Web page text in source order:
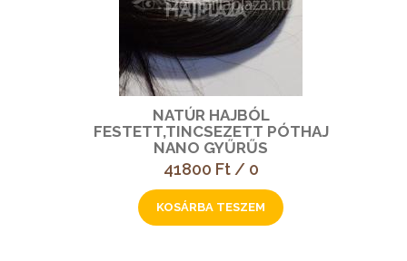
NATÚR HAJBÓL
FESTETT,TINCSEZETT PÓTHAJ
NANO GYŰRŰS
41800 Ft / 0